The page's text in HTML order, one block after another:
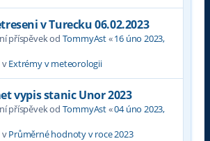
v Turecku 06.02.2023
příspěvek od TommyAst«16 úno 2023,
vExtrémy v meteorologii
vypis stanic Unor 2023
příspěvek od TommyAst«04 úno 2023,
vPrůměrné hodnoty v roce 2023